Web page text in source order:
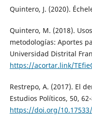
Quintero, J. (2020).
Quintero, M. (2018).
metodologías: Aportes
Universidad Distrital
https://acortar.link/
Restrepo, A. (2017). El
Estudios Políticos, 50,
https://doi.org/